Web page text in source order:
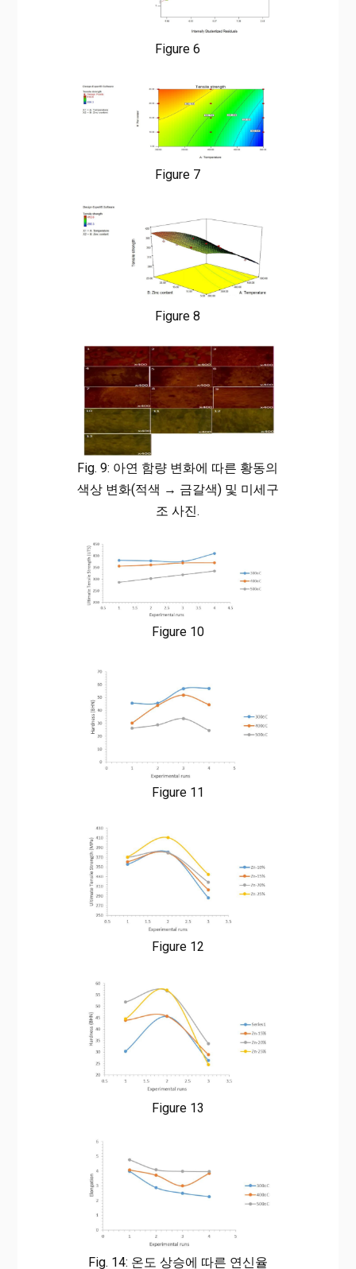
Figure 6
Figure 7
Figure 8
Fig. 9: 아연 함량 변화에 따른 황동의
색상 변화(적색 → 금갈색) 및 미세구
조 사진.
Figure 10
Figure 11
Figure 12
Figure 13
Fig. 14: 온도 상승에 따른 연신율